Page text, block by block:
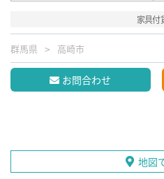
家具付
群馬県 高崎市
お問合わせ
地図